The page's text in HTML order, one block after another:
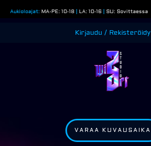
sisältöön
Aukioloajat: MA-PE: 10-18 | LA: 10-16 | SU: Sovittaessa
Kirjaudu / Rekisteröidy
VARAA KUVAUSAIKA